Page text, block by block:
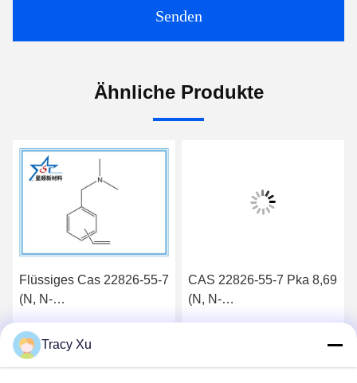
Senden
Ähnliche Produkte
Flüssiges Cas 22826-55-7
(N, N-
styrol
Wir Reden Jetzt.
CAS 22826-55-7 Pka 8,69
(N, N-
Tracy Xu